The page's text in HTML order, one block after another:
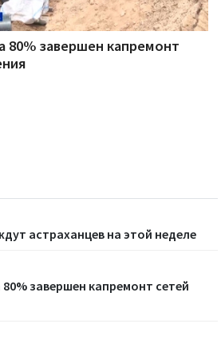
80% завершен капремонт
астраханцев на этой неделе
завершен капремонт сетей